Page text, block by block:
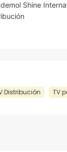
Shine
Distribución TV